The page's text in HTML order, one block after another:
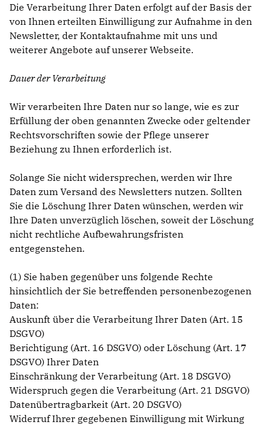
Die Verarbeitung Ihrer Daten erfolgt auf der Basis der
von Ihnen erteilten Einwilligung zur Aufnahme in den
Newsletter, der Kontaktaufnahme mit uns und
weiterer Angebote auf unserer Webseite.
Dauer der Verarbeitung
Wir verarbeiten Ihre Daten nur so lange, wie es zur
Erfüllung der oben genannten Zwecke oder geltender
Rechtsvorschriften sowie der Pflege unserer
Beziehung zu Ihnen erforderlich ist.
Solange Sie nicht widersprechen, werden wir Ihre
Daten zum Versand des Newsletters nutzen. Sollten
Sie die Löschung Ihrer Daten wünschen, werden wir
Ihre Daten unverzüglich löschen, soweit der Löschung
nicht rechtliche Aufbewahrungsfristen
entgegenstehen.
(1) Sie haben gegenüber uns folgende Rechte
hinsichtlich der Sie betreffenden personenbezogenen
Daten:
Auskunft über die Verarbeitung Ihrer Daten (Art. 15
DSGVO)
Berichtigung (Art. 16 DSGVO) oder Löschung (Art. 17
DSGVO) Ihrer Daten
Einschränkung der Verarbeitung (Art. 18 DSGVO)
Widerspruch gegen die Verarbeitung (Art. 21 DSGVO)
Datenübertragbarkeit (Art. 20 DSGVO)
Widerruf Ihrer gegebenen Einwilligung mit Wirkung